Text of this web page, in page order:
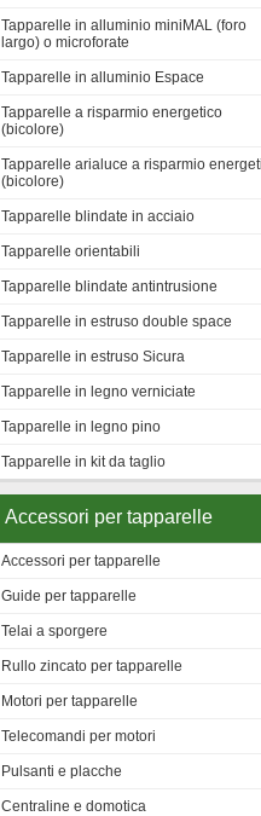
Tapparelle in alluminio miniMAL (foro
largo) o microforate
Tapparelle in alluminio Espace
Tapparelle a risparmio energetico
(bicolore)
Tapparelle arialuce a risparmio
(bicolore)
Tapparelle blindate in acciaio
Tapparelle orientabili
Tapparelle blindate antintrusione
Tapparelle in estruso double space
Tapparelle in estruso Sicura
Tapparelle in legno verniciate
Tapparelle in legno pino
Tapparelle in kit da taglio
Accessori per tapparelle
Accessori per tapparelle
Guide per tapparelle
Telai a sporgere
Rullo zincato per tapparelle
Motori per tapparelle
Telecomandi per motori
Pulsanti e placche
Centraline e domotica